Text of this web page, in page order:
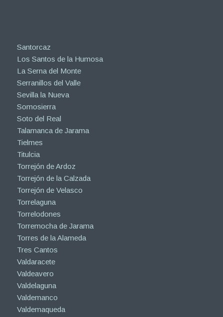
Santorcaz
Los Santos de la Humosa
La Serna del Monte
Serranillos del Valle
Sevilla la Nueva
Somosierra
Soto del Real
Talamanca de Jarama
Tielmes
Titulcia
Torrejón de Ardoz
Torrejón de la Calzada
Torrejón de Velasco
Torrelaguna
Torrelodones
Torremocha de Jarama
Torres de la Alameda
Tres Cantos
Valdaracete
Valdeavero
Valdelaguna
Valdemanco
Valdemaqueda